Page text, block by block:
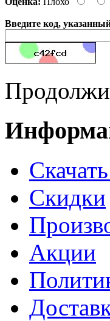
Введите код,
Скидки
Акции